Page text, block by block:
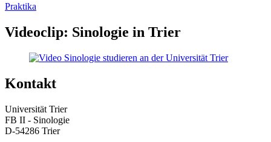
Praktika
Videoclip: Sinologie in Trier
Kontakt
Universität Trier
FB II - Sinologie
D-54286 Trier